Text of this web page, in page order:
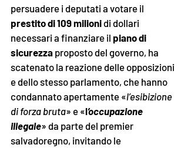
persuadere i deputati a votare il
prestito di 109 milioni di dollari
necessari a finanziare il piano di
sicurezza proposto del governo, ha
scatenato la reazione delle opposizioni
e dello stesso parlamento, che hanno
condannato apertamente «l’esibizione
di forza bruta» e «l’occupazione
illegale» da parte del premier
salvadoregno, invitando le